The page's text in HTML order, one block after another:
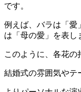
です。
例えば、バラは「愛
は「母の愛」を表し
このように、各花の
結婚式の雰囲気やテ